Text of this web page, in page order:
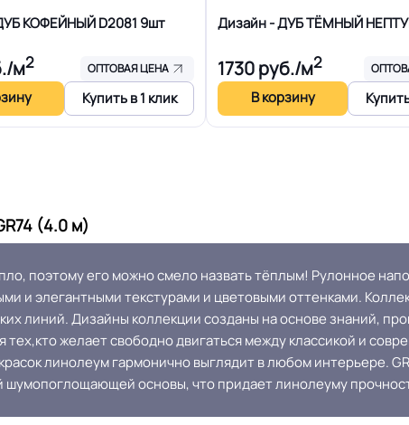
Холодная сварка Система примыкания к
Россия
≤0,40 мм Соответствует ГОСТ,
Крытое, сухое помещение. Оттенок
КОФЕЙНЫЙ D2081 9шт
м2 ОПТОВАЯ ЦЕНА
Купить в 1 клик
Дизайн - ДУБ ТЁМНЫЙ
1730руб./м2
В корзину
(4.0 м)
поэтому его можно смело назвать тёплым! Рулонное
и элегантными текстурами и цветовыми оттенками.
линий. Дизайны коллекции созданы на основе знаний,
тех,кто желает свободно двигаться между классикой и
линолеум гармонично выглядит в любом интерьере.
основы, что придает линолеуму